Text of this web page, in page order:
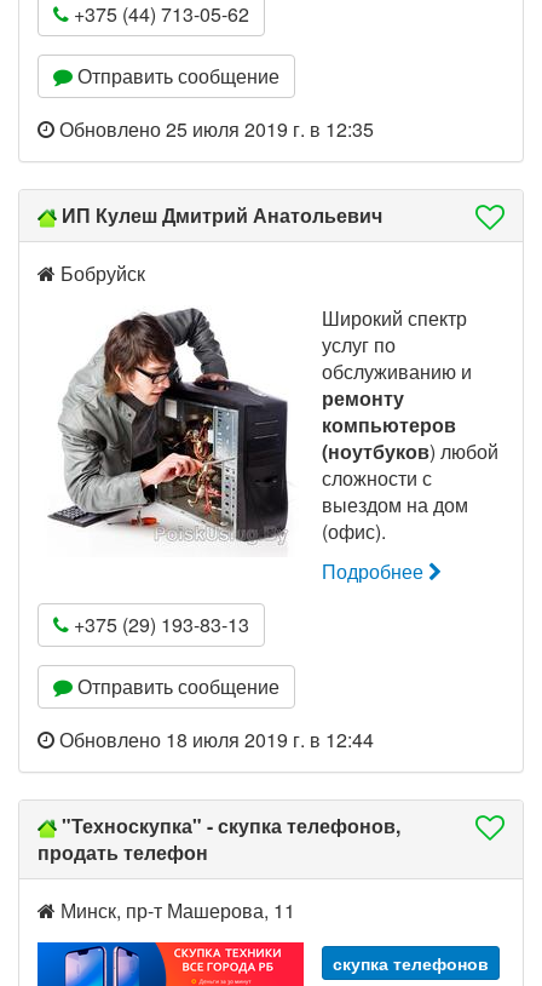
+375 (44) 713-05-62
Отправить сообщение
Обновлено 25 июля 2019 г. в 12:35
ИП Кулеш Дмитрий Анатольевич
Бобруйск
Широкий спектр
услуг по
обслуживанию и
ремонту
компьютеров
(ноутбуков) любой
сложности с
выездом на дом
(офис).
Подробнее
+375 (29) 193-83-13
Отправить сообщение
Обновлено 18 июля 2019 г. в 12:44
"Техноскупка" - скупка телефонов,
продать телефон
Минск, пр-т Машерова, 11
скупка телефонов